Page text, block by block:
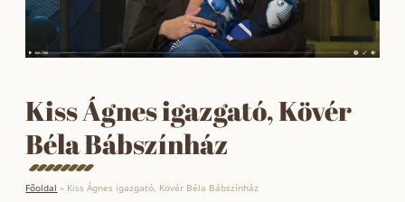
Kiss Ágnes igazgató, Kövér
Béla Bábszínház
Főoldal » Kiss Ágnes igazgató, Kövér Béla Bábszínház